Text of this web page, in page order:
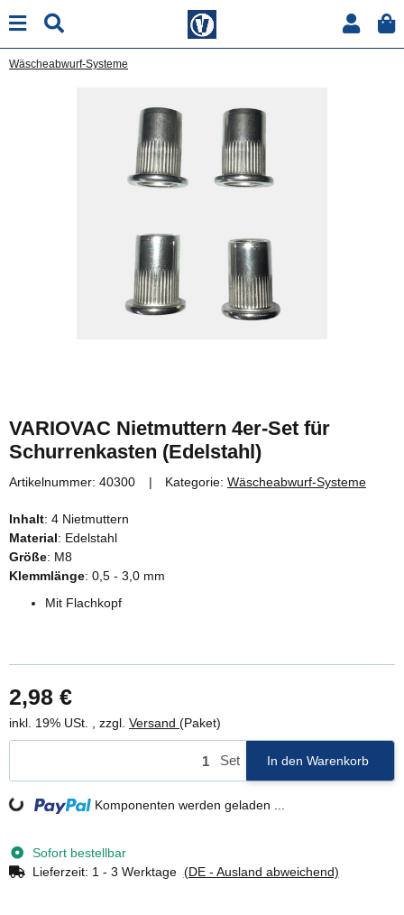
Wäscheabwurf-Systeme
VARIOVAC Nietmuttern 4er-Set für
Schurrenkasten (Edelstahl)
Artikelnummer: 40300 Kategorie: Wäscheabwurf-Systeme
Inhalt: 4 Nietmuttern
Material: Edelstahl
Größe: M8
Klemmlänge: 0,5 - 3,0 mm
Mit Flachkopf
2,98 €
inkl. 19% USt. , zzgl. Versand (Paket)
Set In den Warenkorb
Loading... Komponenten werden geladen ...
Sofort bestellbar
Lieferzeit: 1 - 3 Werktage (DE - Ausland abweichend)